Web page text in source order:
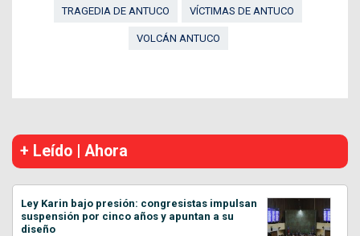
TRAGEDIA DE ANTUCO VÍCTIMAS DE ANTUCO
VOLCÁN ANTUCO
+ Leído | Ahora
Ley Karin bajo presión: congresistas impulsan
suspensión por cinco años y apuntan a su
diseño